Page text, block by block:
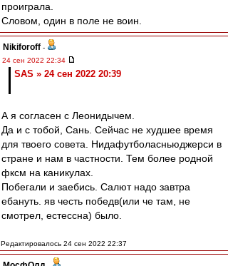
проиграла.
Словом, один в поле не воин.
Nikiforoff -
24 сен 2022 22:34
SAS » 24 сен 2022 20:39
А я согласен с Леонидычем.
Да и с тобой, Сань. Сейчас не худшее время
для твоего совета. Нидафутболасньюджерси в
стране и нам в частности. Тем более родной
фксм на каникулах.
Побегали и заебись. Салют надо завтра
ебануть. яв честь победв(или че там, не
смотрел, естессна) было.
Редактировалось 24 сен 2022 22:37